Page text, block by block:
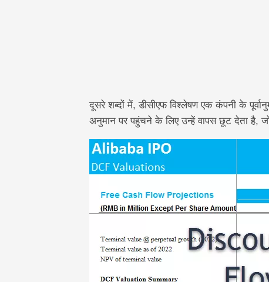
दूसरे शब्दों में, डीसीएफ विश्लेषण एक कंपनी के
अनुमान पर पहुंचने के लिए उन्हें वापस छूट देता है,